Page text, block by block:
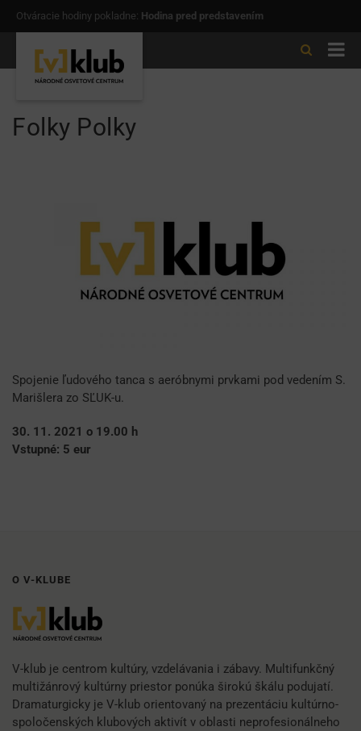
Otváracie hodiny pokladne: Hodina pred predstavením
Folky Polky
Spojenie ľudového tanca s aeróbnymi prvkami pod vedením S.
Marišlera zo SĽUK-u.
30. 11. 2021 o 19.00 h
Vstupné: 5 eur
O V-KLUBE
V-klub je centrom kultúry, vzdelávania i zábavy. Multifunkčný
multižánrový kultúrny priestor ponúka širokú škálu podujatí.
Dramaturgicky je V-klub orientovaný na prezentáciu kultúrno-
spoločenských klubových aktivít v oblasti neprofesionálneho